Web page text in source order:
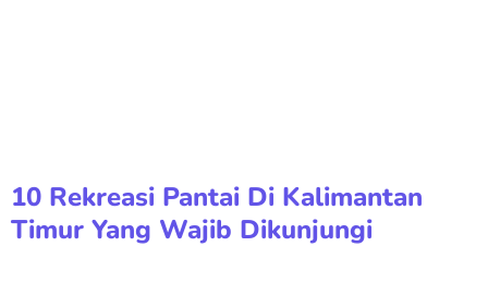
10 Rekreasi Pantai Di Kalimantan
Timur Yang Wajib Dikunjungi